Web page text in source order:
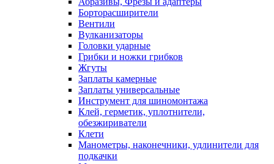
Борторасширители
Вентили
Вулканизаторы
Головки ударные
Грибки и ножки грибков
Жгуты
Заплаты камерные
Заплаты универсальные
Инструмент для шиномонтажа
Клей, герметик, уплотнители,
обезжириватели
Клети
Манометры, наконечники, удлинители для
подкачки